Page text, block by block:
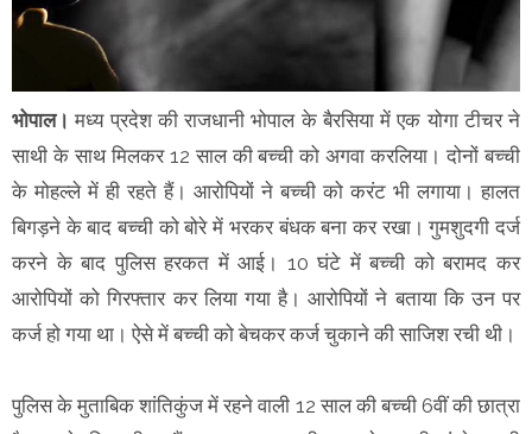
भोपाल।मध्य प्रदेश की राजधानी भोपाल के बैरसिया में एक योगा टीचर ने
साथी के साथ मिलकर 12 साल की बच्ची को अगवा करलिया। दोनों बच्ची
के मोहल्ले में ही रहते हैं। आरोपियों ने बच्ची को करंट भी लगाया। हालत
बिगड़ने के बाद बच्ची को बोरे में भरकर बंधक बना कर रखा। गुमशुदगी दर्ज
करने के बाद पुलिस हरकत में आई। 10 घंटे में बच्ची को बरामद कर
आरोपियों को गिरफ्तार कर लिया गया है। आरोपियों ने बताया कि उन पर
कर्ज हो गया था। ऐसे में बच्ची को बेचकर कर्ज चुकाने की साजिश रची थी।
पुलिस के मुताबिक शांतिकुंज में रहने वाली 12 साल की बच्ची 6वीं की छात्रा